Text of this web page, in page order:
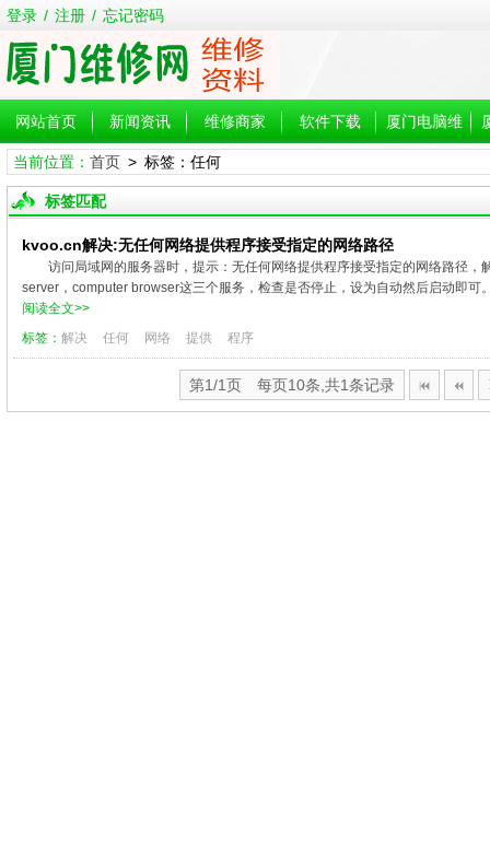
登录 / 注册 / 忘记密码
网站首页 新闻资讯 维修商家 软件下载 厦门电脑维
当前位置： 首页> 标签：任何
标签匹配
kvoo.cn解决:无任何网络提供程序接受指定的网络路径
访问局域网的服务器时，提示：无任何网络提供程序接受指定的网络路径
server，computer browser这三个服务，检查是否停止，设为自动然后启动即
阅读全文>>
标签： 解决 任何 网络 提供 程序
第1/1页 每页10条,共1条记录